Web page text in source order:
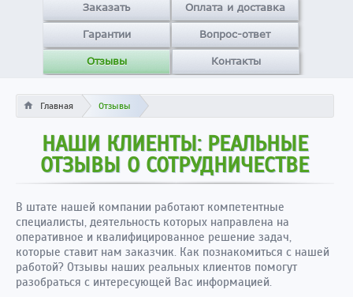
Заказать Оплата и доставка
Гарантии Вопрос-ответ
Отзывы Контакты
Главная Отзывы
НАШИ КЛИЕНТЫ: РЕАЛЬНЫЕ
ОТЗЫВЫ О СОТРУДНИЧЕСТВЕ
В штате нашей компании работают компетентные
специалисты, деятельность которых направлена на
оперативное и квалифицированное решение задач,
которые ставит нам заказчик. Как познакомиться с нашей
работой? Отзывы наших реальных клиентов помогут
разобраться с интересующей Вас информацией.